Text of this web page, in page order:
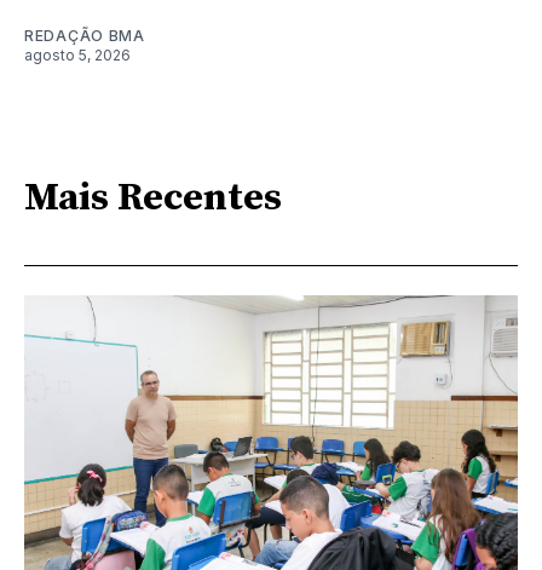
REDAÇÃO BMA
agosto 5, 2026
Mais Recentes